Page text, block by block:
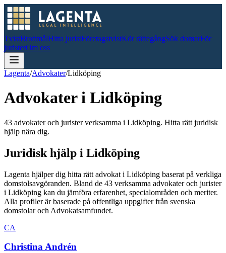
TvistBrottmålHitta juristFöretagstvistKör rättegångSök domarFör
juristerOm oss
Lagenta/Advokater/Lidköping
Advokater i Lidköping
43 advokater och jurister verksamma i Lidköping. Hitta rätt juridisk
hjälp nära dig.
Juridisk hjälp i Lidköping
Lagenta hjälper dig hitta rätt advokat i Lidköping baserat på verkliga
domstolsavgöranden. Bland de 43 verksamma advokater och jurister
i Lidköping kan du jämföra erfarenhet, specialområden och meriter.
Alla profiler är baserade på offentliga uppgifter från svenska
domstolar och Advokatsamfundet.
CA
Christina Andrén